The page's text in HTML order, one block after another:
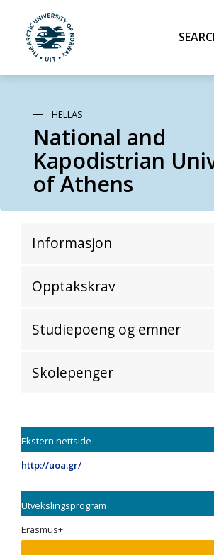
Skip to main content
UiT The Arctic University of
HELLAS
National and
Kapodistrian
of Athens
Informasjon
Opptakskrav
Studiepoeng og emner
Skolepenger
Ekstern nettside
http://uoa.gr/
Utvekslingsprogram
Erasmus+